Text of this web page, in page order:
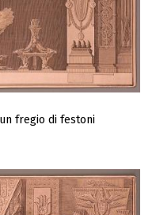
fregio di festoni